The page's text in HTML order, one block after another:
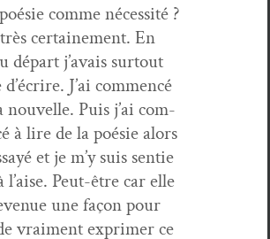
comme néces­sité ?
cer­taine­ment. En
départ j’avais surtout
J’ai com­mencé
nou­velle. Puis j’ai com­
à lire de la poésie alors
et je m’y suis sen­tie
l’aise. Peut-être car elle
une façon pour
vrai­ment exprimer ce